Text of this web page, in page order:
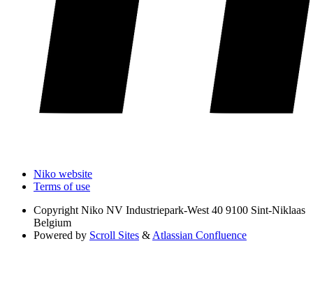
Niko website
Terms of use
Copyright Niko NV Industriepark-West 40 9100 Sint-Niklaas
Belgium
Powered by Scroll Sites &Atlassian Confluence